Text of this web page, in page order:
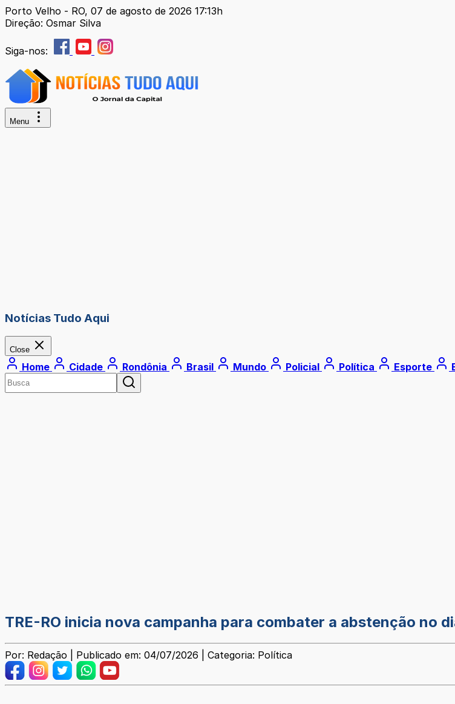
Porto Velho - RO, 07 de agosto de 2026 17:13h
Direção: Osmar Silva
Siga-nos:
Menu
Notícias Tudo Aqui
Close
Home Cidade Rondônia Brasil Mundo Policial Política Esporte
TRE-RO inicia nova campanha para combater a abstenção no
Por: Redação | Publicado em: 04/07/2026 | Categoria: Política